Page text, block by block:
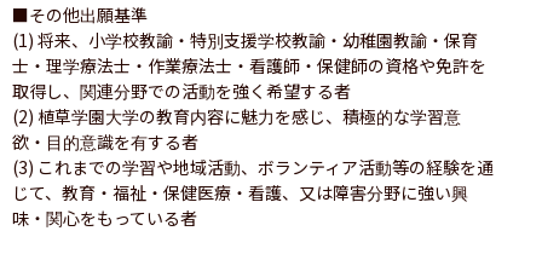
■その他出願基準
(1) 将来、小学校教諭・特別支援学校教諭・幼稚園教諭・保育
士・理学療法士・作業療法士・看護師・保健師の資格や免許を
取得し、関連分野での活動を強く希望する者
(2) 植草学園大学の教育内容に魅力を感じ、積極的な学習意
欲・目的意識を有する者
(3) これまでの学習や地域活動、ボランティア活動等の経験を通
じて、教育・福祉・保健医療・看護、又は障害分野に強い興
味・関心をもっている者